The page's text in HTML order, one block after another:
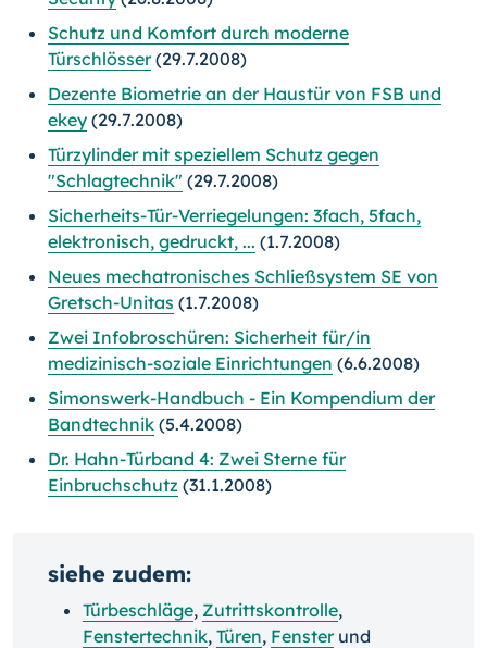
Schutz und Komfort durch moderne
Türschlösser(29.7.2008)
Dezente Biometrie an der Haustür von FSB und
ekey (29.7.2008)
Türzylinder mit speziellem Schutz gegen
"Schlagtechnik" (29.7.2008)
Sicherheits-Tür-Verriegelungen: 3fach, 5fach,
elektronisch, gedruckt, ... (1.7.2008)
Neues mechatronisches Schließsystem SE von
Gretsch-Unitas (1.7.2008)
Zwei Infobroschüren: Sicherheit für/in
medizinisch-soziale Einrichtungen (6.6.2008)
Simonswerk-Handbuch - Ein Kompendium der
Bandtechnik (5.4.2008)
Dr. Hahn-Türband 4: Zwei Sterne für
Einbruchschutz (31.1.2008)
siehe zudem:
Türbeschläge, Zutrittskontrolle,
Fenstertechnik, Türen, Fensterund